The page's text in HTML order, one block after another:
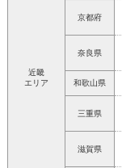
近畿
エリア
京都府
奈良県
和歌山県
三重県
滋賀県